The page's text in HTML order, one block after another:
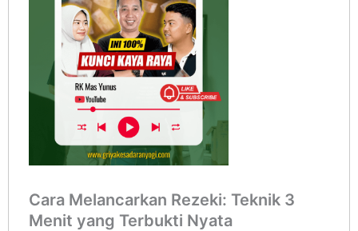
Cara Melancarkan Rezeki: Teknik 3
Menit yang Terbukti Nyata